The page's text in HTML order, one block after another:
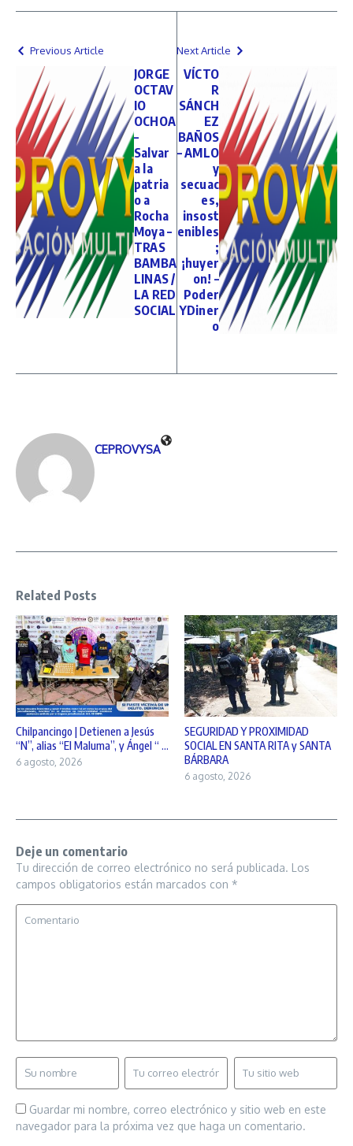
Previous Article
JORGE
OCTAV
IO
OCHOA
–
Salvar
a la
patria
o a
Rocha
Moya –
TRAS
BAMBA
LINAS /
LA RED
SOCIAL
Next Article
VÍCTO
R
SÁNCH
EZ
BAÑOS
– AMLO
y
secuac
es,
insost
enibles
;
¡huyer
on! –
Poder
YDiner
o
CEPROVYSA
Related Posts
Chilpancingo | Detienen a Jesús
“N”, alias “El Maluma”, y Ángel “ ...
6 agosto, 2026
SEGURIDAD Y PROXIMIDAD
SOCIAL EN SANTA RITA y SANTA
BÁRBARA
6 agosto, 2026
Deje un comentario
Tu dirección de correo electrónico no será publicada. Los
campos obligatorios están marcados con *
Guardar mi nombre, correo electrónico y sitio web en este
navegador para la próxima vez que haga un comentario.